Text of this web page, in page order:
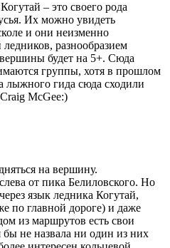
– это своего рода
Их можно увидеть
и они неизменно
разнообразием
будет на 5+. Сюда
группы, хотя в прошлом
лыжного гида сюда сходили
McGee:)
на вершину.
от пика Белиловского. Но
язык ледника Когутай,
по главной дороге) и даже
из маршрутов есть свои
не назвала ни один из них